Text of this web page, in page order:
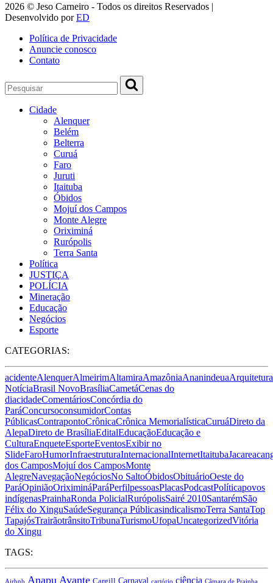
2026 © Jeso Carneiro - Todos os direitos Reservados |
Desenvolvido porED
Política de Privacidade
Anuncie conosco
Contato
Cidade
Alenquer
Belém
Belterra
Curuá
Faro
Juruti
Itaituba
Óbidos
Mojuí dos Campos
Monte Alegre
Oriximiná
Rurópolis
Terra Santa
Política
JUSTIÇA
POLÍCIA
Mineração
Educação
Negócios
Esporte
CATEGORIAS:
acidenteAlenquerAlmeirimAltamiraAmazôniaAnanindeuaArquitetura
NotíciaBrasil NovoBrasíliaCametáCenas do
diacidadeComentáriosConcórdia do
ParáConcursoconsumidorContas
PúblicasContrapontoCrônicaCrônica MemorialísticaCuruáDireto da
AlepaDireto de BrasíliaEditalEducaçãoEducação e
CulturaEnqueteEsporteEventosExibir no
SlideFaroHumorInfraestruturaInternacionalInternetItaituba
dos CamposMojuí dos CamposMonte
AlegreNavegaçãoNegóciosNo SaltoÓbidosObituárioOeste do
ParáOpiniãoOriximináParáPerfilpessoasPlacasPodcastPolíticapovos
indígenasPrainhaRonda PolicialRurópolisSairé 2010SantarémSão
Félix do XinguSaúdeSegurança PúblicasindicalismoTerra SantaTop
TapajósTrairãotrânsitoTribunaTurismoUfopaUncategorizedVitória
do Xingu
TAGS:
Airbnb Anapu Avante Cargill Carnaval cartório ciência Câmara de Prainha